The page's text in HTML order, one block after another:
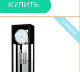
КУПИТЬ